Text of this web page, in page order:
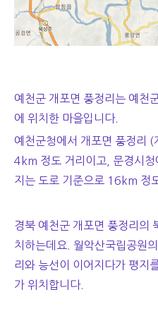
예천군 개포면 풍정리는 예천
에 위치한 마을입니다.
예천군청에서 개포면 풍정리 (
4km 정도 거리이고, 문경시
지는 도로 기준으로 16km 정
경북 예천군 개포면 풍정리의
치하는데요. 월악산국립공원
리와 능선이 이어지다가 평지
가 위치합니다.